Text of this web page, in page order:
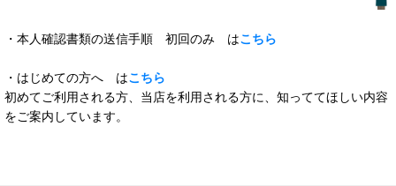
・本人確認書類の送信手順 初回のみ はこちら
・はじめての方へ はこちら
初めてご利用される方、当店を利用される方に、知っててほしい内容
をご案内しています。